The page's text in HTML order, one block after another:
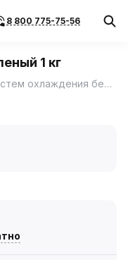
8 800 775-75-56
1 кг
Антифриз Z42 предназначен для систем охлаждения бензиновых и дизельных двигателей легковых и грузовых автомобилей всех марок, а также автобусов.